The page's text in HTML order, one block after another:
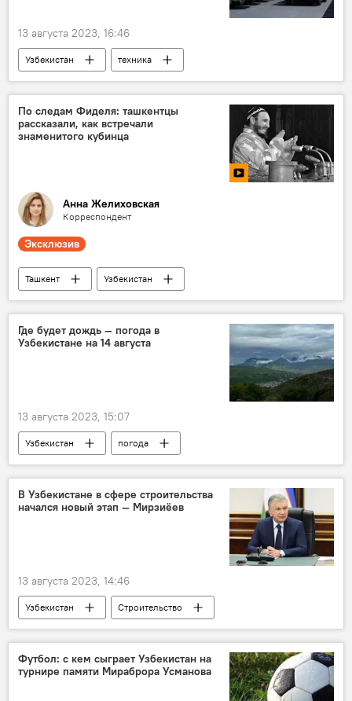
13 августа 2023, 16:46
Узбекистан
техника
специальная техника
мусор
вывоз мусора
отходы
Бухарская область
По следам Фиделя: ташкентцы
рассказали, как встречали
знаменитого кубинца
Анна Желиховская
Корреспондент
Эксклюзив
Ташкент
Узбекистан
Фидель Кастро
Куба
Куба
Лидер
день рождения
Встреча
ташкентцы
Где будет дождь — погода в
Узбекистане на 14 августа
13 августа 2023, 15:07
Узбекистан
погода
прогноз погоды
погода в Узбекистане
прогноз погоды по Узбекистану
Узгидромет
В Узбекистане в сфере строительства
начался новый этап — Мирзиёев
13 августа 2023, 14:46
Узбекистан
Строительство
Президент
президент Узбекистана
Шавкат Мирзиёев
поздравление
Новый Узбекистан
строитель
Футбол: с кем сыграет Узбекистан на
турнире памяти Мираброра Усманова